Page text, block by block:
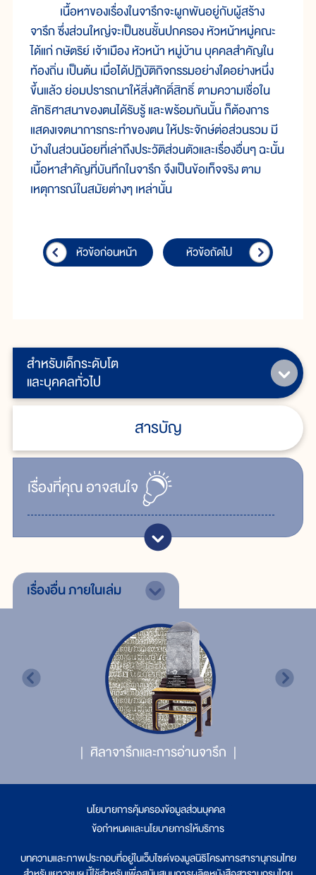
สำหรับเด็กระดับโต
และบุคคลทั่วไป
สารบัญ
เรื่ิองที่คุณอาจสนใจ
เนื้อหาของเรื่องในจารึกจะผูกพันอยู่กับผู้สร้าง
จารึก ซึ่งส่วนใหญ่จะเป็นชนชั้นปกครอง หัวหน้าหมู่คณะ
ได้แก่ กษัตริย์ เจ้าเมือง หัวหน้า หมู่บ้าน บุคคลสำคัญใน
ท้องถิ่น เป็นต้น เมื่อได้ปฏิบัติกิจกรรมอย่างใดอย่างหนึ่ง
ขึ้นแล้ว ย่อมปรารถนาให้สิ่งศักดิ์สิทธิ์ ตามความเชื่อใน
ลัทธิศาสนาของตนได้รับรู้ และพร้อมกันนั้น ก็ต้องการ
แสดงเจตนาการกระทำของตน ให้ประจักษ์ต่อส่วนรวม มี
บ้างในส่วนน้อยที่เล่าถึงประวัติส่วนตัวและเรื่องอื่นๆ ฉะนั้น
เนื้อหาสำคัญที่บันทึกในจารึก จึงเป็นข้อเท็จจริง ตาม
เหตุการณ์ในสมัยต่างๆ เหล่านั้น
หัวข้อก่อนหน้า หัวข้อถัดไป
เรื่องอื่นภายในเล่ม
ศิลาจารึกและการอ่านจารึก
นโยบายการคุ้มครองข้อมูลส่วนบุคคล
ข้อกำหนดและนโยบายการให้บริการ
บทความและภาพประกอบที่อยู่ในเว็บไซต์ของมูลนิธิโครงการสารานุกรมไทย